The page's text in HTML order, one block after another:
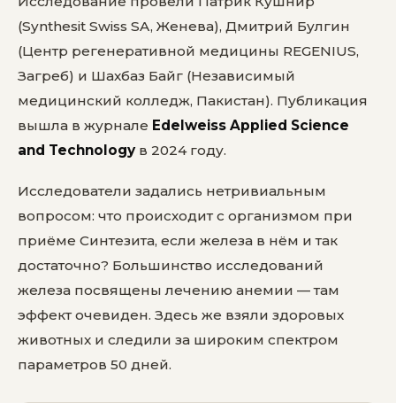
(Synthesit Swiss SA, Женева), Дмитрий Булгин
(Центр регенеративной медицины REGENIUS,
Загреб) и Шахбаз Байг (Независимый
медицинский колледж, Пакистан). Публикация
вышла в журнале Edelweiss Applied Science
and Technologyв 2024 году.
Исследователи задались нетривиальным
вопросом: что происходит с организмом при
приёме Синтезита, если железа в нём и так
достаточно? Большинство исследований
железа посвящены лечению анемии — там
эффект очевиден. Здесь же взяли здоровых
животных и следили за широким спектром
параметров 50 дней.